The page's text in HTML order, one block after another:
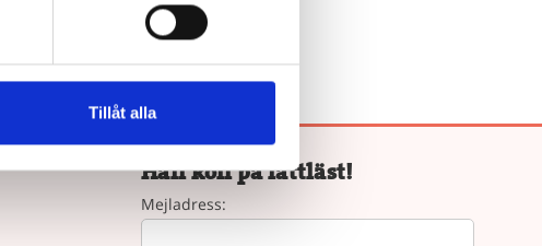
Tillåt alla
Håll koll på lättläst!
Mejladress: